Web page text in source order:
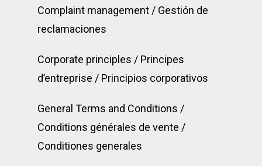
Complaint management / Gestión de
reclamaciones
Corporate principles / Principes
d’entreprise / Principios corporativos
General Terms and Conditions /
Conditions générales de vente /
Conditiones generales